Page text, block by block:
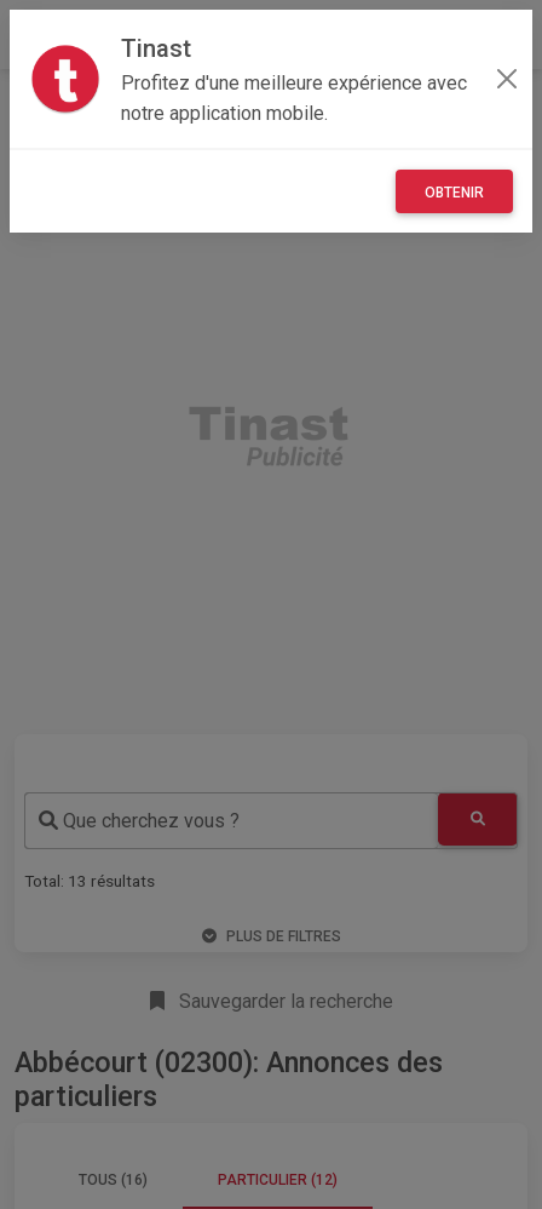
Tinast
Profitez d'une meilleure expérience avec
notre application mobile.
OBTENIR
Accueil Recherche Particulier
Que cherchez vous ?
Total: 13 résultats
PLUS DE FILTRES
Sauvegarder la recherche
Abbécourt (02300): Annonces des
particuliers
TOUS (16) PARTICULIER (12)